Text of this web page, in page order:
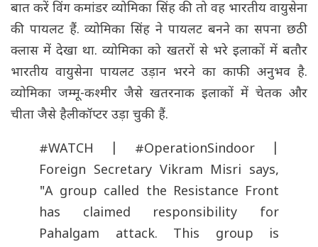
बात करें विंग कमांडर व्योमिका सिंह की तो वह भारतीय वायुसेना
की पायलट हैं. व्योमिका सिंह ने पायलट बनने का सपना छठी
क्लास में देखा था. व्योमिका को खतरों से भरे इलाकों में बतौर
भारतीय वायुसेना पायलट उड़ान भरने का काफी अनुभव है.
व्योमिका जम्मू-कश्मीर जैसे खतरनाक इलाकों में चेतक और
चीता जैसे हैलीकॉप्टर उड़ा चुकी हैं.
#WATCH #OperationSindoor
Foreign Secretary Vikram Misri says,
"A group called the Resistance Front
has claimed responsibility for
Pahalgam attack. This group is